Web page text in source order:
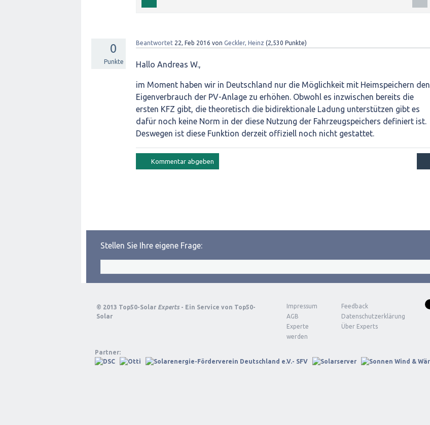
0
Punkte
Beantwortet 22, Feb 2016 von Geckler, Heinz (2,530 Punkte)
Hallo Andreas W.,
im Moment haben wir in Deutschland nur die Möglichkeit mit Heimspeichern den
Eigenverbrauch der PV-Anlage zu erhöhen. Obwohl es inzwischen bereits die
ersten KFZ gibt, die theoretisch die bidirektionale Ladung unterstützen gibt es
dafür noch keine Norm in der diese Nutzung der Fahrzeugspeichers definiert ist.
Deswegen ist diese Funktion derzeit offiziell noch nicht gestattet.
Stellen Sie Ihre eigene Frage:
© 2013 Top50-Solar Experts - Ein Service von Top50-
Solar
Impressum
Feedback
AGB
Datenschutzerklärung
Experte
werden
Über Experts
Partner: